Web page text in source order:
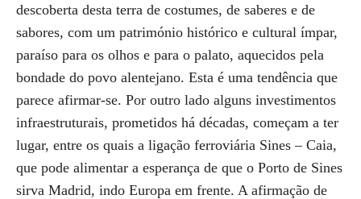
descoberta desta terra de costumes, de saberes e de
sabores, com um património histórico e cultural ímpar,
paraíso para os olhos e para o palato, aquecidos pela
bondade do povo alentejano. Esta é uma tendência que
parece afirmar-se. Por outro lado alguns investimentos
infraestruturais, prometidos há décadas, começam a ter
lugar, entre os quais a ligação ferroviária Sines – Caia,
que pode alimentar a esperança de que o Porto de Sines
sirva Madrid, indo Europa em frente. A afirmação de